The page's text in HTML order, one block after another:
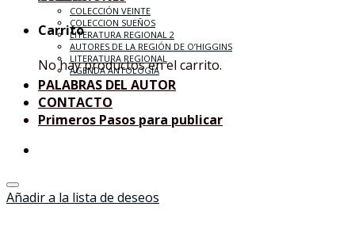
Carrito
No hay productos en el carrito.
COLECCIÓN VEINTE
COLECCION SUEÑOS
LITERATURA REGIONAL 2
AUTORES DE LA REGIÓN DE O’HIGGINS
LITERATURA REGIONAL
AGENDA ANTOLOGÍA
PALABRAS DEL AUTOR
CONTACTO
Primeros Pasos para publicar
Añadir a la lista de deseos